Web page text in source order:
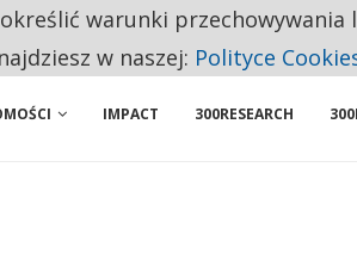
NA PODSTAWOWE ZAKUPY
IMPACT 300RESEARCH
warunki
w naszej: Polityce